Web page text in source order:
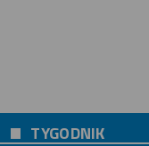
TYGODNIK